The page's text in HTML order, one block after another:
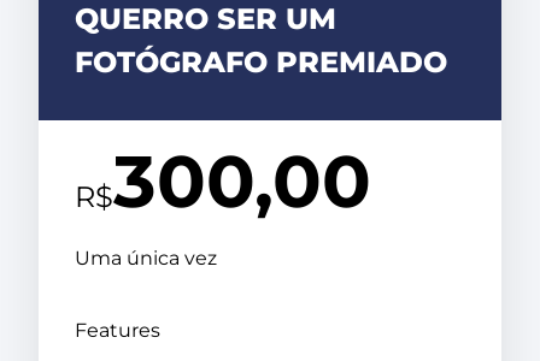
QUERRO SER UM
FOTÓGRAFO PREMIADO
R$300,00
Uma única vez
Features